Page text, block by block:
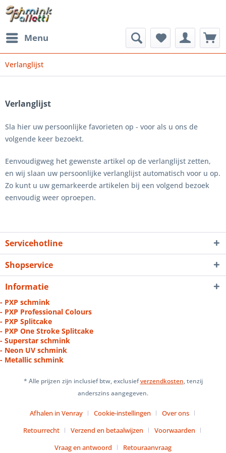
Menu
Verlanglijst
Verlanglijst
Sla hier uw persoonlijke favorieten op - voor als u ons de
volgende keer bezoekt.
Eenvoudigweg het gewenste artikel op de verlanglijst zetten,
en wij slaan uw persoonlijke verlanglijst automatisch voor u op.
Zo kunt u uw gemarkeerde artikelen bij een volgend bezoek
eenvoudig weer oproepen.
Servicehotline
Shopservice
Informatie
- PXP schmink
- PXP Professional Colours
- PXP Splitcake
- PXP One Stroke Splitcake
- Superstar schmink
- Neon UV schmink
- Metallic schmink
* Alle prijzen zijn inclusief btw, exclusiefverzendkosten, tenzij
anderszins aangegeven.
Afhalen in Venray Cookie-instellingen
Over ons
Retourrecht
Verzend en betaalwijzen
Voorwaarden
Vraag en antwoord
Retouraanvraag